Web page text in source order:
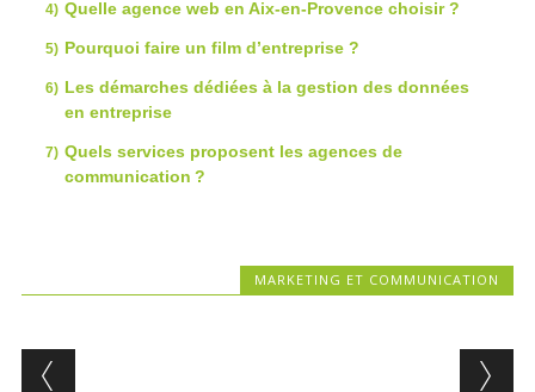
Quelle agence web en Aix-en-Provence choisir ?
Pourquoi faire un film d’entreprise ?
Les démarches dédiées à la gestion des données
en entreprise
Quels services proposent les agences de
communication ?
MARKETING ET COMMUNICATION
Post navigation